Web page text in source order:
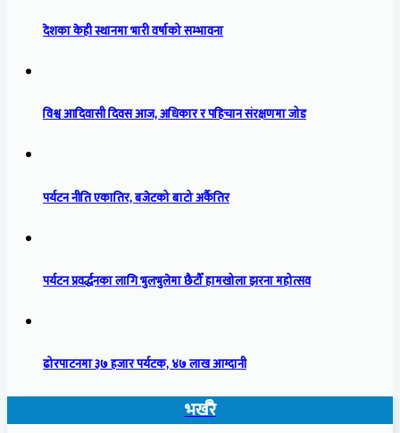
देशका केही स्थानमा भारी वर्षाको सम्भावना
विश्व आदिवासी दिवस आज, अधिकार र पहिचान संरक्षणमा जोड
पर्यटन नीति एकातिर, बजेटको बाटो अर्कैतिर
पर्यटन प्रवर्द्धनका लागि भुलभुलेमा छैटौँ हामखोला झरना महोत्सव
ढोरपाटनमा ३७ हजार पर्यटक, ४७ लाख आम्दानी
भर्खरै